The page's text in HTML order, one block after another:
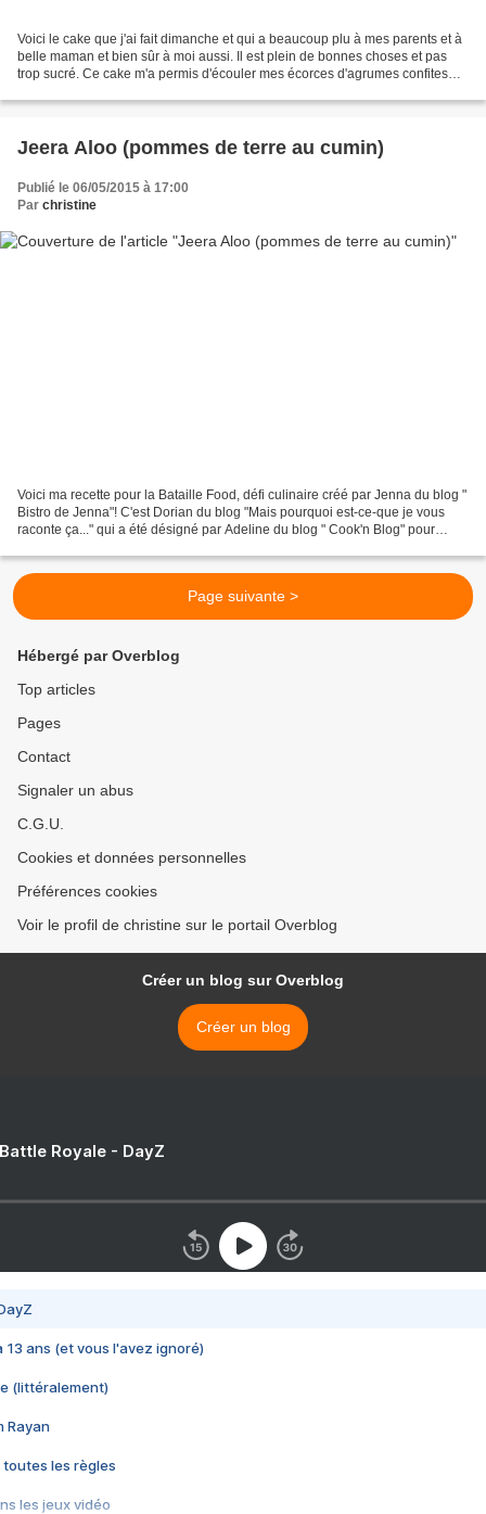
Voici le cake que j'ai fait dimanche et qui a beaucoup plu à mes parents et à
belle maman et bien sûr à moi aussi. Il est plein de bonnes choses et pas
trop sucré. Ce cake m'a permis d'écouler mes écorces d'agrumes confites
Jeera Aloo (pommes de terre au cumin)
Publié le 06/05/2015 à 17:00
Par christine
Voici ma recette pour la Bataille Food, défi culinaire créé par Jenna du blog "
Bistro de Jenna"! C'est Dorian du blog "Mais pourquoi est-ce-que je vous
raconte ça..." qui a été désigné par Adeline du blog " Cook'n Blog" pour
Page suivante >
Hébergé par Overblog
Top articles
Pages
Contact
Signaler un abus
C.G.U.
Cookies et données personnelles
Préférences cookies
Voir le profil de christine sur le portail Overblog
Créer un blog sur Overblog
Créer un blog
Royale - DayZ
13 ans (et vous l'avez ignoré)
(littéralement)
Rayan
toutes les règles
les jeux vidéo